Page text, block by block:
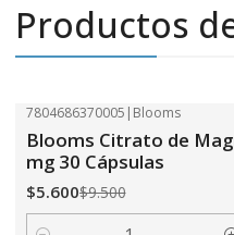
Productos
7804686370005 | Blooms
Blooms Citrato de
mg 30 Cápsulas
$5.600$9.500